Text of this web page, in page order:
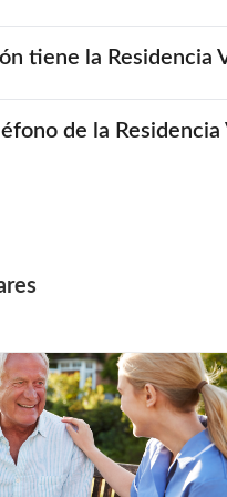
tiene la Residencia
de la